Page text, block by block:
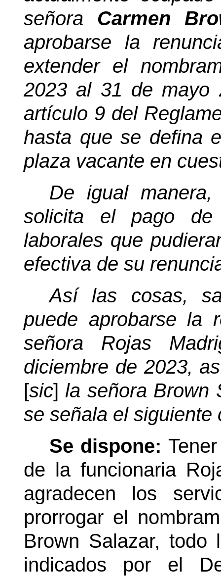
señora Carmen
aprobarse la
extender el
2023 al 31 de mayo
artículo 9 del
hasta que se defina
plaza vacante en
De igual
solicita el pago de
laborales que
efectiva de su
Así las cosas,
puede aprobarse la
señora Rojas
diciembre de 2023,
[sic] la señora Brown
se señala el
Se dispone:
de la funcionaria
agradecen los
prorrogar el
Brown Salazar, todo
indicados por el